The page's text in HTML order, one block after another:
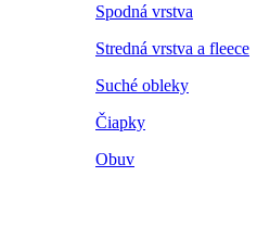
Spodná vrstva
Stredná vrstva a fleece
Suché obleky
Čiapky
Obuv